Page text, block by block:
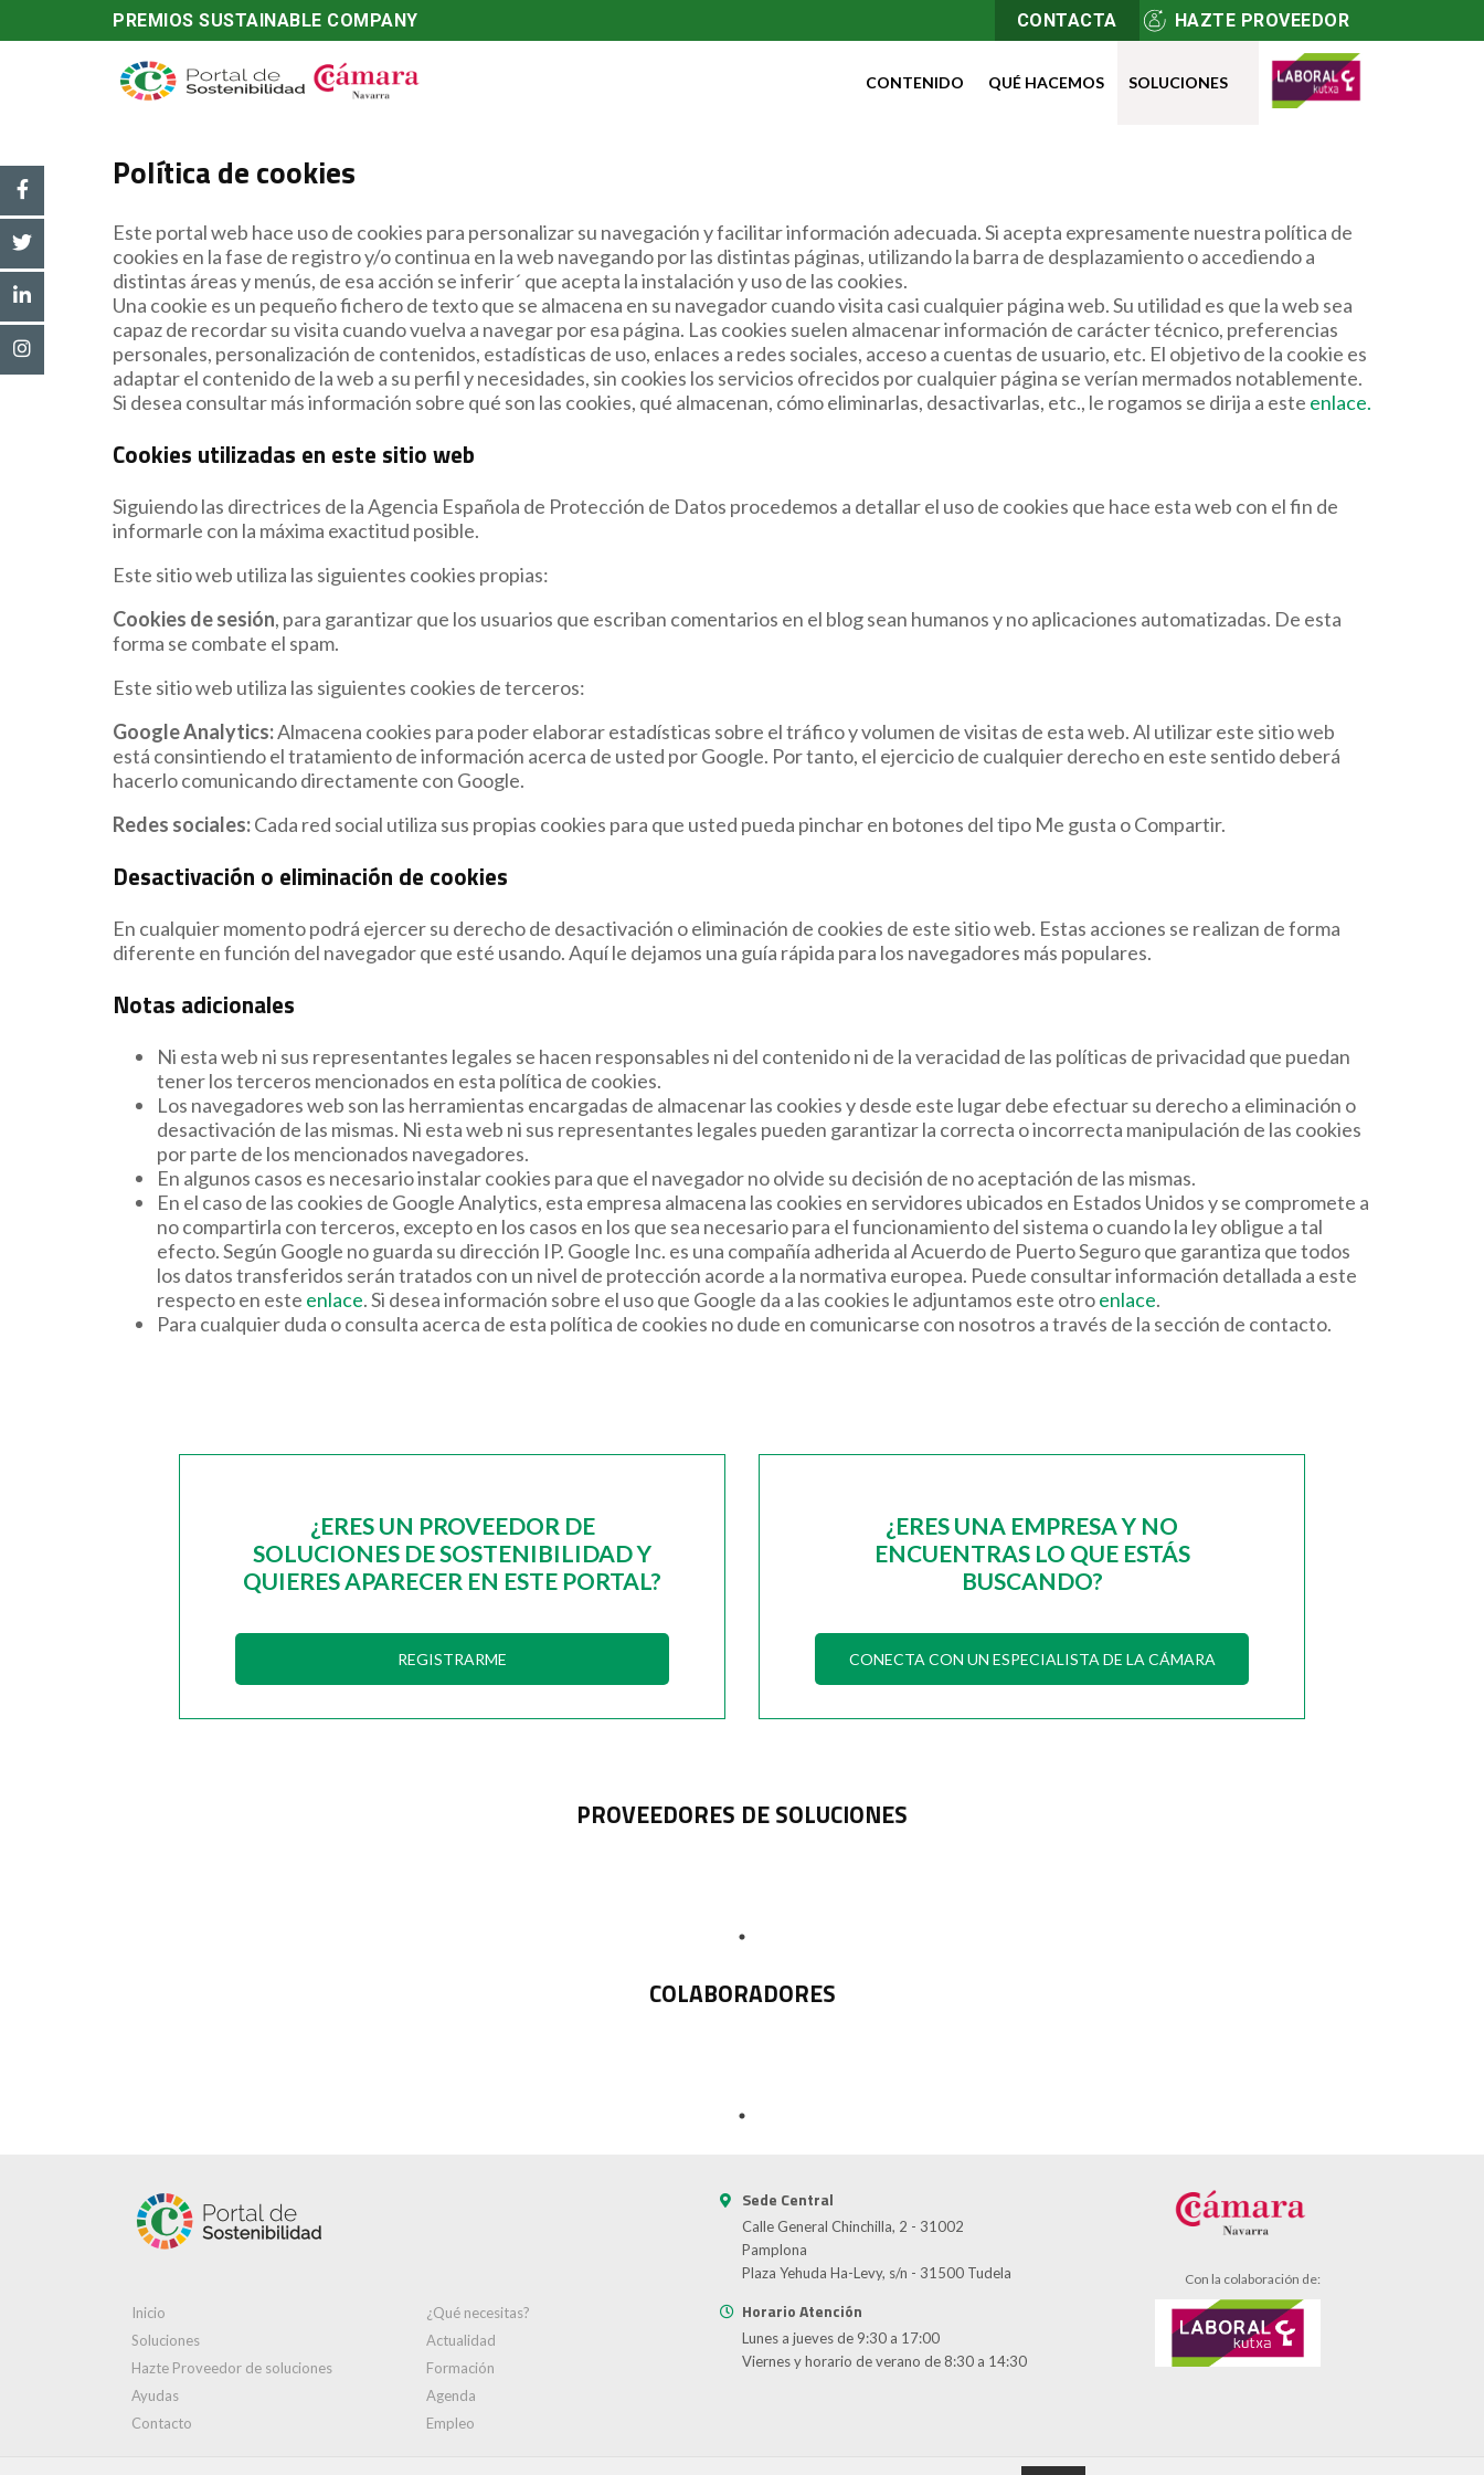
PREMIOS SUSTAINABLE COMPANY CONTACTA HAZTE PROVEEDOR
CONTENIDO QUÉ HACEMOS SOLUCIONES
Política de cookies
Este portal web hace uso de cookies para personalizar su navegación y facilitar información adecuada. Si acepta expresamente nuestra política de
cookies en la fase de registro y/o continua en la web navegando por las distintas páginas, utilizando la barra de desplazamiento o accediendo a
distintas áreas y menús, de esa acción se inferir´ que acepta la instalación y uso de las cookies.
Una cookie es un pequeño fichero de texto que se almacena en su navegador cuando visita casi cualquier página web. Su utilidad es que la web sea
capaz de recordar su visita cuando vuelva a navegar por esa página. Las cookies suelen almacenar información de carácter técnico, preferencias
personales, personalización de contenidos, estadísticas de uso, enlaces a redes sociales, acceso a cuentas de usuario, etc. El objetivo de la cookie es
adaptar el contenido de la web a su perfil y necesidades, sin cookies los servicios ofrecidos por cualquier página se verían mermados notablemente.
Si desea consultar más información sobre qué son las cookies, qué almacenan, cómo eliminarlas, desactivarlas, etc., le rogamos se dirija a este enlace.
Cookies utilizadas en este sitio web
Siguiendo las directrices de la Agencia Española de Protección de Datos procedemos a detallar el uso de cookies que hace esta web con el fin de
informarle con la máxima exactitud posible.
Este sitio web utiliza las siguientes cookies propias:
Cookies de sesión, para garantizar que los usuarios que escriban comentarios en el blog sean humanos y no aplicaciones automatizadas. De esta
forma se combate el spam.
Este sitio web utiliza las siguientes cookies de terceros:
Google Analytics:Almacena cookies para poder elaborar estadísticas sobre el tráfico y volumen de visitas de esta web. Al utilizar este sitio web
está consintiendo el tratamiento de información acerca de usted por Google. Por tanto, el ejercicio de cualquier derecho en este sentido deberá
hacerlo comunicando directamente con Google.
Redes sociales:Cada red social utiliza sus propias cookies para que usted pueda pinchar en botones del tipo Me gusta o Compartir.
Desactivación o eliminación de cookies
En cualquier momento podrá ejercer su derecho de desactivación o eliminación de cookies de este sitio web. Estas acciones se realizan de forma
diferente en función del navegador que esté usando. Aquí le dejamos una guía rápida para los navegadores más populares.
Notas adicionales
Ni esta web ni sus representantes legales se hacen responsables ni del contenido ni de la veracidad de las políticas de privacidad que puedan
tener los terceros mencionados en esta política de cookies.
Los navegadores web son las herramientas encargadas de almacenar las cookies y desde este lugar debe efectuar su derecho a eliminación o
desactivación de las mismas. Ni esta web ni sus representantes legales pueden garantizar la correcta o incorrecta manipulación de las cookies
por parte de los mencionados navegadores.
En algunos casos es necesario instalar cookies para que el navegador no olvide su decisión de no aceptación de las mismas.
En el caso de las cookies de Google Analytics, esta empresa almacena las cookies en servidores ubicados en Estados Unidos y se compromete a
no compartirla con terceros, excepto en los casos en los que sea necesario para el funcionamiento del sistema o cuando la ley obligue a tal
efecto. Según Google no guarda su dirección IP. Google Inc. es una compañía adherida al Acuerdo de Puerto Seguro que garantiza que todos
los datos transferidos serán tratados con un nivel de protección acorde a la normativa europea. Puede consultar información detallada a este
respecto en este enlace. Si desea información sobre el uso que Google da a las cookies le adjuntamos este otroenlace.
Para cualquier duda o consulta acerca de esta política de cookies no dude en comunicarse con nosotros a través de la sección de contacto.
¿ERES UN PROVEEDOR DE
SOLUCIONES DE SOSTENIBILIDAD Y
QUIERES APARECER EN ESTE PORTAL?
REGISTRARME
¿ERES UNA EMPRESA Y NO
ENCUENTRAS LO QUE ESTÁS
BUSCANDO?
CONECTA CON UN ESPECIALISTA DE LA CÁMARA
PROVEEDORES DE SOLUCIONES
COLABORADORES
Inicio
¿Qué necesitas?
Soluciones
Actualidad
Hazte Proveedor de soluciones
Formación
Ayudas
Agenda
Contacto
Empleo
Sede Central
Calle General Chinchilla, 2 - 31002
Pamplona
Plaza Yehuda Ha-Levy, s/n - 31500 Tudela
Horario Atención
Lunes a jueves de 9:30 a 17:00
Viernes y horario de verano de 8:30 a 14:30
Con la colaboración de: